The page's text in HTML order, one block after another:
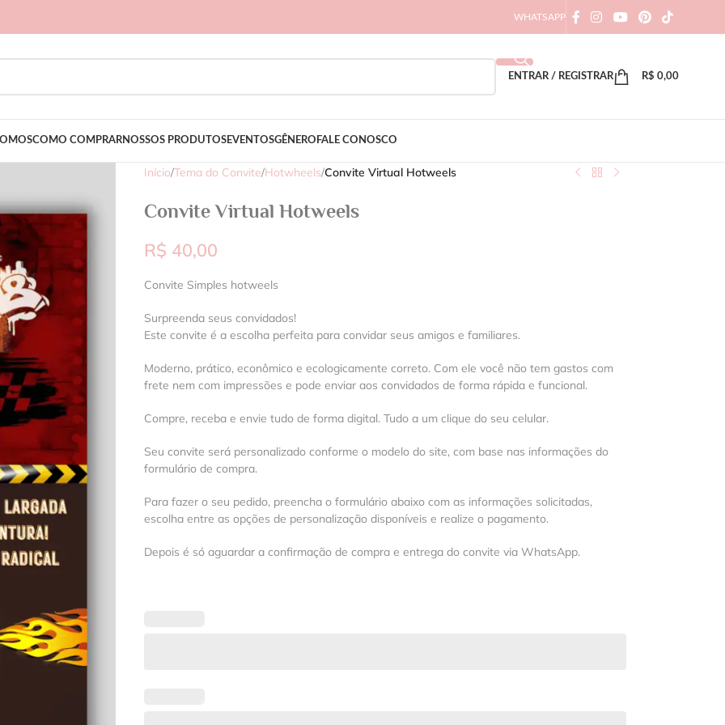
WHATSAPP
ENTRAR / REGISTRAR R$ 0,00
COMO COMPRARNOSSOS PRODUTOSEVENTOSGÊNERO FALE CONOSCO
Início/Tema do Convite/Hotwheels/Convite Virtual Hotweels
Convite Virtual Hotweels
R$ 40,00
Convite Simples hotweels
Surpreenda seus convidados!
Este convite é a escolha perfeita para convidar seus amigos e familiares.
Moderno, prático, econômico e ecologicamente correto. Com ele você não tem gastos com
frete nem com impressões e pode enviar aos convidados de forma rápida e funcional.
Compre, receba e envie tudo de forma digital. Tudo a um clique do seu celular.
Seu convite será personalizado conforme o modelo do site, com base nas informações do
formulário de compra.
Para fazer o seu pedido, preencha o formulário abaixo com as informações solicitadas,
escolha entre as opções de personalização disponíveis e realize o pagamento.
Depois é só aguardar a confirmação de compra e entrega do convite via WhatsApp.